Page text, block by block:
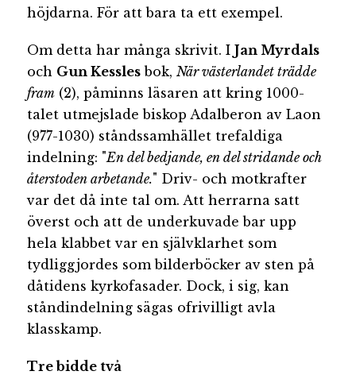
höjdarna. För att bara ta ett exempel.
Om detta har många skrivit. I Jan Myrdals
och Gun Kesslesbok, När västerlandet trädde
fram(2), påminns läsaren att kring 1000-
talet utmejslade biskop Adalberon av Laon
(977-1030) ståndssamhället trefaldiga
indelning: "En del bedjande, en del stridande och
återstoden arbetande." Driv- och motkrafter
var det då inte tal om. Att herrarna satt
överst och att de underkuvade bar upp
hela klabbet var en självklarhet som
tydliggjordes som bilderböcker av sten på
dåtidens kyrkofasader. Dock, i sig, kan
ståndindelning sägas ofrivilligt avla
klasskamp.
Tre bidde två